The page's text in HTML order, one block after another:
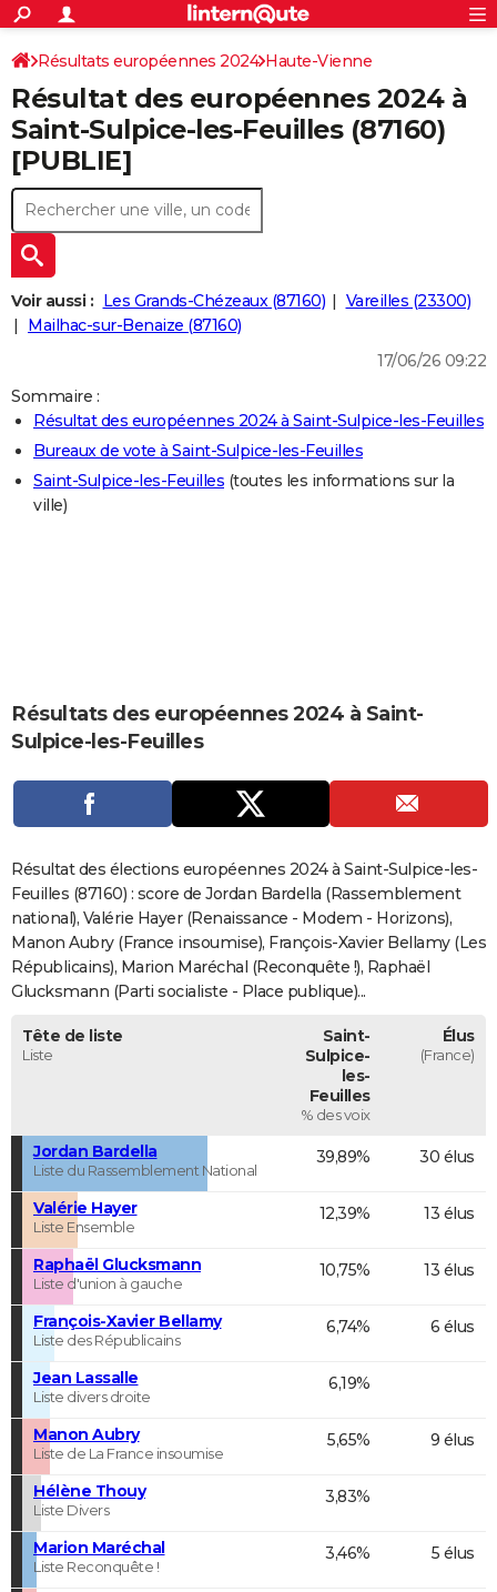
ACTUALITÉS
Politique
Société
Faits Divers
Education
Monde
Villes
+
SPORT
Coupe du monde 2026
Football
Tennis
Cyclisme
Rugby
Forum
CULTURE
Programme TV
TNT
Streaming
Cinéma
Sorties cinéma
Musique
+FINANCE
Retraite
Impôts
Epargne
Immobilier
Risques naturels par ville
Banque
Assurance
CréditAUTO
Essais
Réserver un essai
Citadines
Berlines
SUV
Forum auto
+HIGH-TECH
Mobiles
Meilleur smartphone
Internet
Ordinateurs
Jeux vidéo
Guide high-tech
+
BRICOLAGE
Forum
Aménagement intérieur
Extérieur
Cuisine
Salle de bains
Jardinage
Rangement
LIFESTYLE
Art de vivre
Bien-être
Loisirs
Mode
Modes de vie
SANTE
Alimentation
Guide de la santé
Maladies
Médicaments
Sommeil
VOYAGE
Destinations
City break
Voyage nature
Voyage de noces
DICTIONNAIRE
Dictionnaire
Biographies
Citations
Expressions
Proverbes
PROGRAMME TV
COPAINS D'AVANT
FORUM
Bricolage
Lifestyle
Culture
Sport
Auto
Television
Voyage
Cinema
S'inscrire
Connexion
Résultats européennes 2024 Haute-Vienne
Résultat des européennes 2024 à
Saint-Sulpice-les-Feuilles (87160)
[PUBLIE]
Voir aussi : Les Grands-Chézeaux (87160)
Vareilles (23300)
Mailhac-sur-Benaize (87160)
17/06/26 09:22
Sommaire :
Résultat des européennes 2024 à Saint-Sulpice-les-Feuilles
Bureaux de vote à Saint-Sulpice-les-Feuilles
Saint-Sulpice-les-Feuilles (toutes les informations sur la
ville)
Résultats des européennes 2024 à Saint-
Sulpice-les-Feuilles
Résultat des élections européennes 2024 à Saint-Sulpice-les-
Feuilles (87160) : score de Jordan Bardella (Rassemblement
national), Valérie Hayer (Renaissance - Modem - Horizons),
Manon Aubry (France insoumise), François-Xavier Bellamy (Les
Républicains), Marion Maréchal (Reconquête !), Raphaël
Glucksmann (Parti socialiste - Place publique)...
Tête de liste
Liste
Saint-
Sulpice-
les-
Feuilles
% des voix
Élus
(France)
Jordan Bardella
Liste du Rassemblement National
39,89% 30 élus
Valérie Hayer
Liste Ensemble
12,39% 13 élus
Raphaël Glucksmann
Liste d'union à gauche
10,75% 13 élus
François-Xavier Bellamy
Liste des Républicains
6,74% 6 élus
Jean Lassalle
Liste divers droite
6,19%
Manon Aubry
Liste de La France insoumise
5,65% 9 élus
Hélène Thouy
Liste Divers
3,83%
Marion Maréchal
Liste Reconquête !
3,46% 5 élus